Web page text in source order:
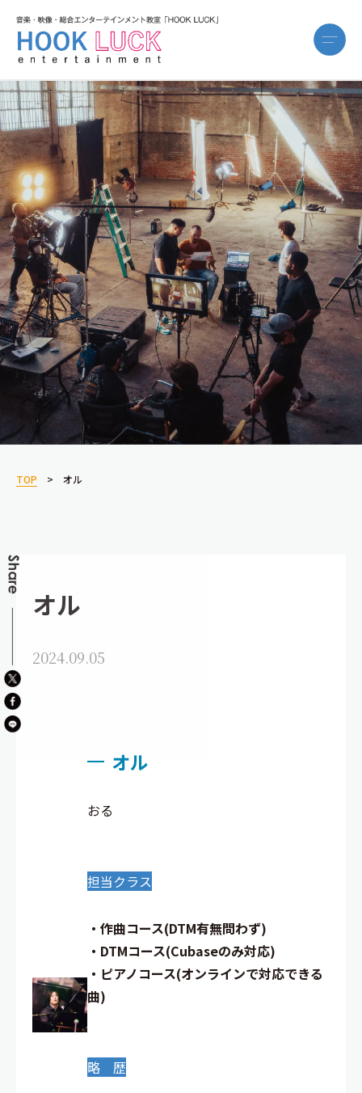
TOP オル
オル
2024.09.05
オル
おる
担当クラス
・作曲コース(DTM有無問わず)
・DTMコース(Cubaseのみ対応)
・ピアノコース(オンラインで対応できる
曲)
略 歴